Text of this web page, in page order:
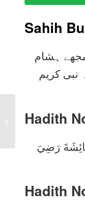
Sahih
مجھے ہشام
نبی کریم
Hadith
رَضِيَ
Hadith
5681 in Urdu, Arabic,